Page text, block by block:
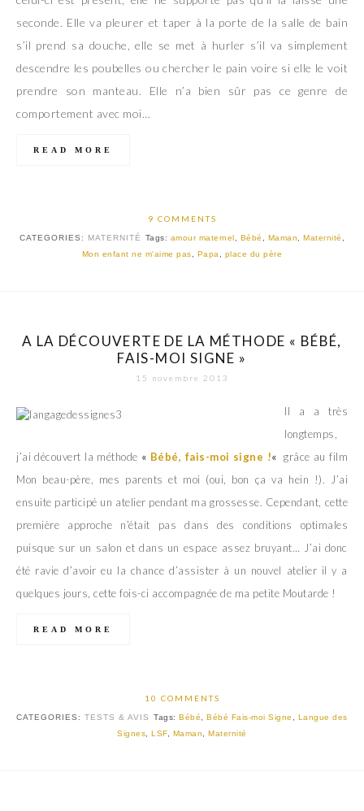
seconde. Elle va pleurer et taper à la porte de la salle de bain
s’il prend sa douche, elle se met à hurler s’il va simplement
descendre les poubelles ou chercher le pain voire si elle le voit
prendre son manteau. Elle n’a bien sûr pas ce genre de
comportement avec moi…
READ MORE
9 COMMENTS
CATEGORIES: MATERNITÉ Tags: amour maternel Bébé Maman ,Maternité
Mon enfant ne m'aime pas
Papa place du père
A LA DÉCOUVERTE DE LA MÉTHODE « BÉBÉ,
FAIS-MOI SIGNE »
15 novembre 2013
Il a a très
longtemps,
j’ai découvert la méthode « Bébé, fais-moi signe !« grâce au film
Mon beau-père, mes parents et moi (oui, bon ça va hein !). J’ai
ensuite participé un atelier pendant ma grossesse. Cependant, cette
première approche n’était pas dans des conditions optimales
puisque sur un salon et dans un espace assez bruyant… J’ai donc
été ravie d’avoir eu la chance d’assister à un nouvel atelier il y a
quelques jours, cette fois-ci accompagnée de ma petite Moutarde !
READ MORE
10 COMMENTS
CATEGORIES:TESTS & AVIS Tags:Bébé ,Bébé Fais-moi Signe
Langue des
Signes ,LSF, Maman ,Maternité